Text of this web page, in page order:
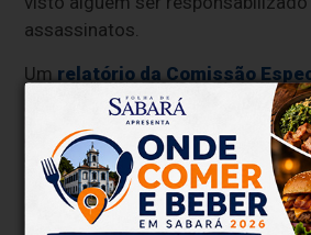
assassinatos.
Um relatório da Comissão
de Defesa dos Direitos da
ligado à Secretaria Nacional
Humanos , aponta que,em 60%
vítimas foram baleadas na
execução sumária, sem